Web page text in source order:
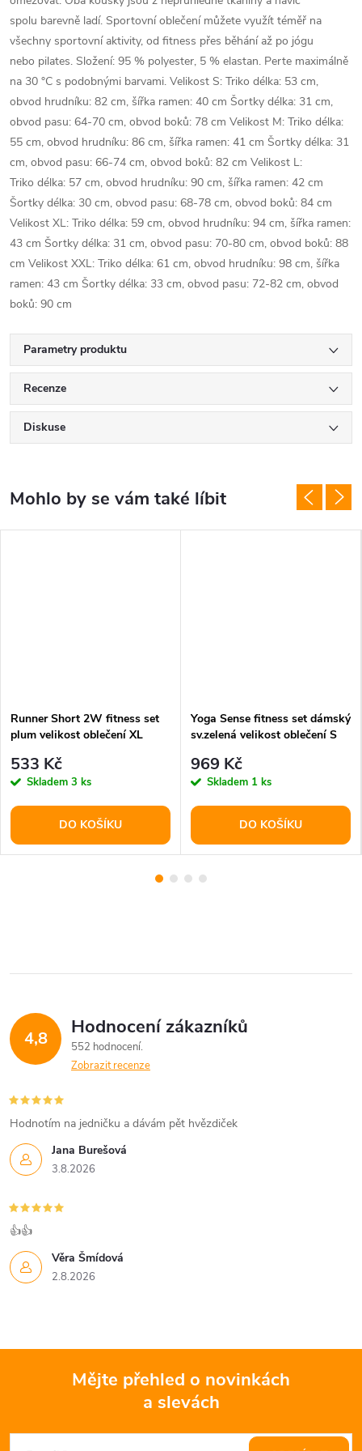
spolu barevně ladí. Sportovní oblečení můžete využít téměř na
všechny sportovní aktivity, od fitness přes běhání až po jógu
nebo pilates. Složení: 95 % polyester, 5 % elastan. Perte maximálně
na 30 °C s podobnými barvami. Velikost S: Triko délka: 53 cm,
obvod hrudníku: 82 cm, šířka ramen: 40 cm Šortky délka: 31 cm,
obvod pasu: 64-70 cm, obvod boků: 78 cm Velikost M: Triko délka:
55 cm, obvod hrudníku: 86 cm, šířka ramen: 41 cm Šortky délka: 31
cm, obvod pasu: 66-74 cm, obvod boků: 82 cm Velikost L:
Triko délka: 57 cm, obvod hrudníku: 90 cm, šířka ramen: 42 cm
Šortky délka: 30 cm, obvod pasu: 68-78 cm, obvod boků: 84 cm
Velikost XL: Triko délka: 59 cm, obvod hrudníku: 94 cm, šířka ramen:
43 cm Šortky délka: 31 cm, obvod pasu: 70-80 cm, obvod boků: 88
cm Velikost XXL: Triko délka: 61 cm, obvod hrudníku: 98 cm, šířka
ramen: 43 cm Šortky délka: 33 cm, obvod pasu: 72-82 cm, obvod
boků: 90 cm
Parametry produktu
Recenze
Diskuse
Runner Short 2W fitness set
plum velikost oblečení XL
533 Kč
Skladem 3 ks
DO KOŠÍKU
Yoga Sense fitness set dámský
sv.zelená velikost oblečení S
969 Kč
Skladem 1 ks
DO KOŠÍKU
4,8 Hodnocení zákazníků
552 hodnocení
Zobrazit recenze
Jana Burešová
3.8.2026
Hodnotím na jedničku a dávám pět hvězdiček
Věra Šmídová
2.8.2026
👍👍
Mějte přehled o novinkách
a slevách